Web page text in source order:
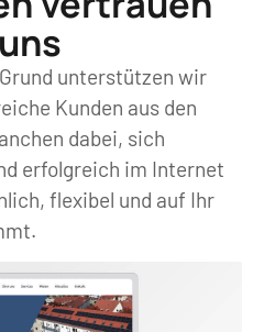
unterstützen wir
Kunden aus den
dabei, sich
erfolgreich im Internet
flexibel und auf Ihr